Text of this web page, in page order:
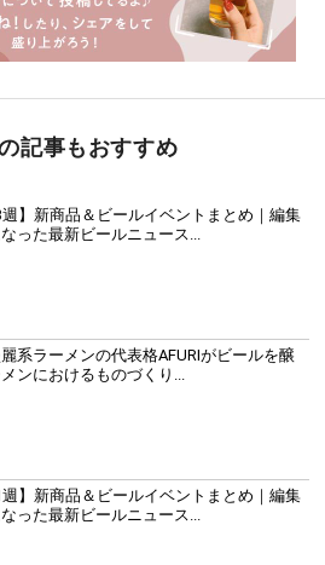
記事もおすすめ
週】新商品＆ビールイベントまとめ｜編集
った最新ビールニュース...
麗系ラーメンの代表格AFURIがビールを醸
ンにおけるものづくり...
週】新商品＆ビールイベントまとめ｜編集
った最新ビールニュース...